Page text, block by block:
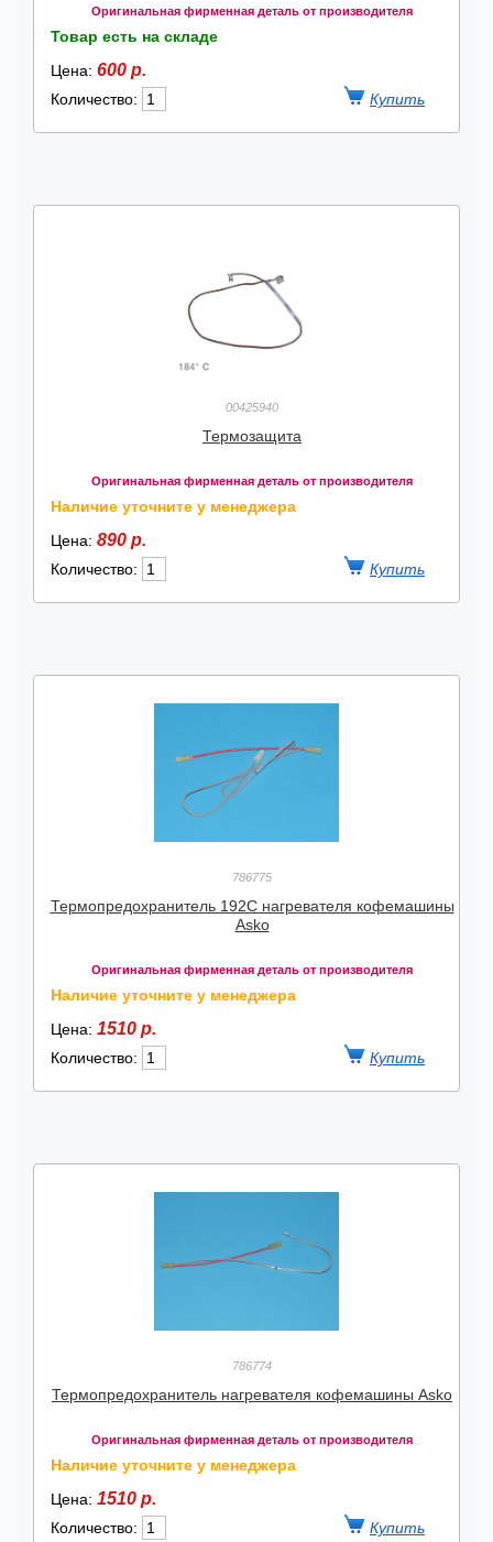
Оригинальная фирменная деталь от производителя
Товар есть на складе
Цена: 600 р.
Количество:
00425940
Термозащита
Оригинальная фирменная деталь от производителя
Наличие уточните у менеджера
Цена: 890 р.
Количество:
786775
Термопредохранитель 192C нагревателя кофемашины
Asko
Оригинальная фирменная деталь от производителя
Наличие уточните у менеджера
Цена: 1510 р.
Количество:
786774
Термопредохранитель нагревателя кофемашины Asko
Оригинальная фирменная деталь от производителя
Наличие уточните у менеджера
Цена: 1510 р.
Количество: